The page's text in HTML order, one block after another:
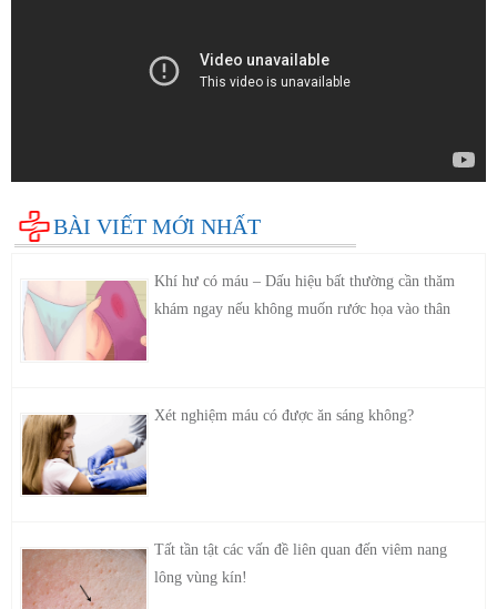
BÀI VIẾT MỚI NHẤT
Khí hư có máu – Dấu hiệu bất thường cần thăm
khám ngay nếu không muốn rước họa vào thân
Xét nghiệm máu có được ăn sáng không?
Tất tần tật các vấn đề liên quan đến viêm nang
lông vùng kín!